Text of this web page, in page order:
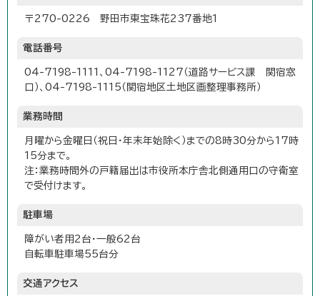
〒270-0226 野田市東宝珠花237番地1
電話番号
04-7198-1111、04-7198-1127（道路サービス課 関宿窓
口）、04-7198-1115（関宿地区土地区画整理事務所）
業務時間
月曜から金曜日（祝日・年末年始除く）までの8時30分から17時
15分まで。
注：業務時間外の戸籍届出は市役所本庁舎北側通用口の守衛室
で受付けます。
駐車場
障がい者用2台・一般62台
自転車駐車場55台分
交通アクセス